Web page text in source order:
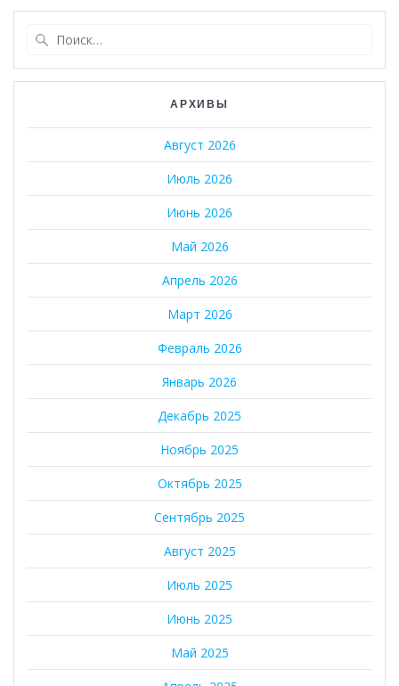
АРХИВЫ
Август 2026
Июль 2026
Июнь 2026
Май 2026
Апрель 2026
Март 2026
Февраль 2026
Январь 2026
Декабрь 2025
Ноябрь 2025
Октябрь 2025
Сентябрь 2025
Август 2025
Июль 2025
Июнь 2025
Май 2025